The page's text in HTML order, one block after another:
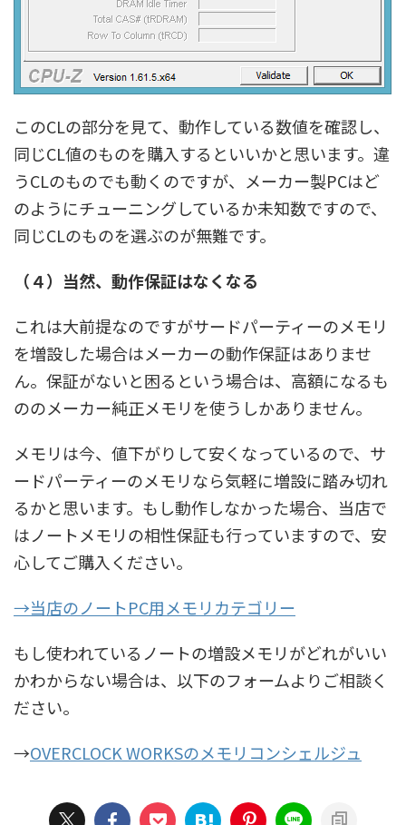
このCLの部分を見て、動作している数値を確認し、
同じCL値のものを購入するといいかと思います。違
うCLのものでも動くのですが、メーカー製PCはど
のようにチューニングしているか未知数ですので、
同じCLのものを選ぶのが無難です。
（４）当然、動作保証はなくなる
これは大前提なのですがサードパーティーのメモリ
を増設した場合はメーカーの動作保証はありませ
ん。保証がないと困るという場合は、高額になるも
ののメーカー純正メモリを使うしかありません。
メモリは今、値下がりして安くなっているので、サ
ードパーティーのメモリなら気軽に増設に踏み切れ
るかと思います。もし動作しなかった場合、当店で
はノートメモリの相性保証も行っていますので、安
心してご購入ください。
→当店のノートPC用メモリカテゴリー
もし使われているノートの増設メモリがどれがいい
かわからない場合は、以下のフォームよりご相談く
ださい。
→OVERCLOCK WORKSのメモリコンシェルジュ